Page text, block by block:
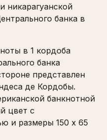
никарагуанской
банка в
в 1 кордоба
банка
представлен
де Кордобы.
банкнотной
цвет с
и размеры 150 x 65